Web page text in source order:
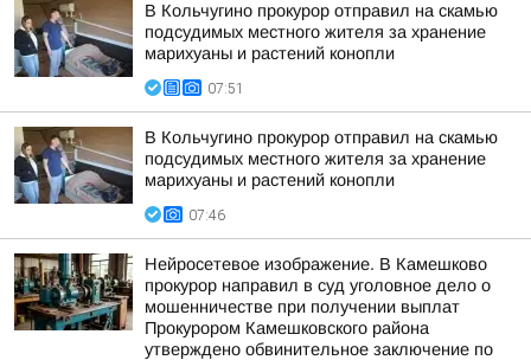
В Кольчугино прокурор отправил на скамью
подсудимых местного жителя за хранение
марихуаны и растений конопли
07:51
В Кольчугино прокурор отправил на скамью
подсудимых местного жителя за хранение
марихуаны и растений конопли
07:46
Нейросетевое изображение. В Камешково
прокурор направил в суд уголовное дело о
мошенничестве при получении выплат
Прокурором Камешковского района
утверждено обвинительное заключение по